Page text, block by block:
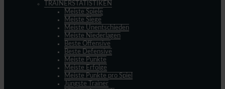
TRAINERSTATISTIKEN
Meiste Spiele
Meiste Siege
Meiste Unentschieden
Meiste Niederlagen
Beste Offensive
Beste Defensive
Meiste Punkte
Meiste Erfolge
Meiste Punkte pro Spiel
Jüngste Trainer